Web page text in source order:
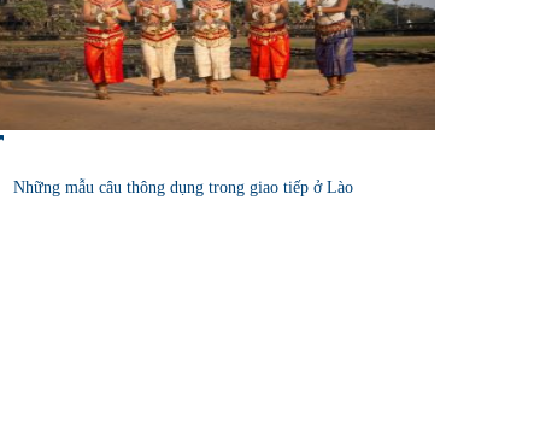
Những mẫu câu thông dụng trong giao tiếp ở Lào